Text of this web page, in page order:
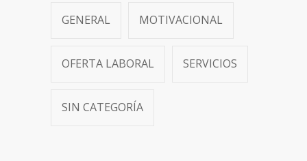
GENERAL MOTIVACIONAL
OFERTA LABORAL SERVICIOS
SIN CATEGORÍA